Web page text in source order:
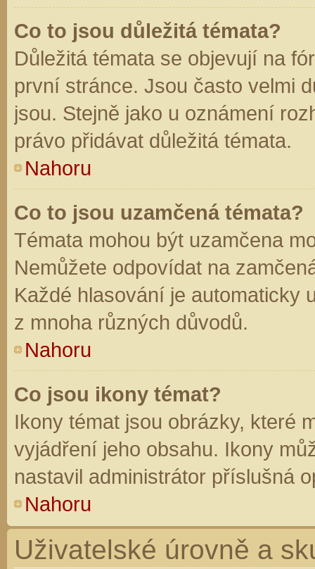
Co to jsou důležitá témata?
Důležitá témata se objevují na
první stránce. Jsou často velmi
jsou. Stejně jako u oznámení
právo přidávat důležitá témata.
Nahoru
Co to jsou uzamčená témata?
Témata mohou být uzamčena
Nemůžete odpovídat na
Každé hlasování je automaticky
z mnoha různých důvodů.
Nahoru
Co jsou ikony témat?
Ikony témat jsou obrázky, které
vyjádření jeho obsahu. Ikony
nastavil administrátor příslušná
Nahoru
Uživatelské úrovně a